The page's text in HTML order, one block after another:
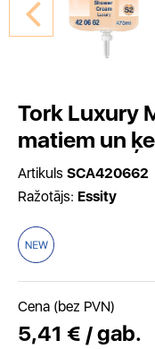
Tork Luxury
matiem un
Artikuls SCA420662
Ražotājs: Essity
Cena (bez PVN)
5,41 € / gab.